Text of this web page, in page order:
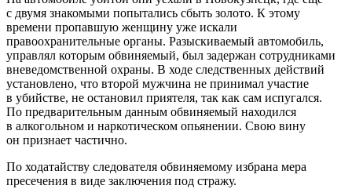
с двумя знакомыми попытались сбыть золото. К этому
времени пропавшую женщину уже искали
правоохранительные органы. Разыскиваемый автомобиль,
управлял которым обвиняемый, был задержан сотрудниками
вневедомственной охраны. В ходе следственных действий
установлено, что второй мужчина не принимал участие
в убийстве, не остановил приятеля, так как сам испугался.
По предварительным данным обвиняемый находился
в алкогольном и наркотическом опьянении. Свою вину
он признает частично.
По ходатайству следователя обвиняемому избрана мера
пресечения в виде заключения под стражу.